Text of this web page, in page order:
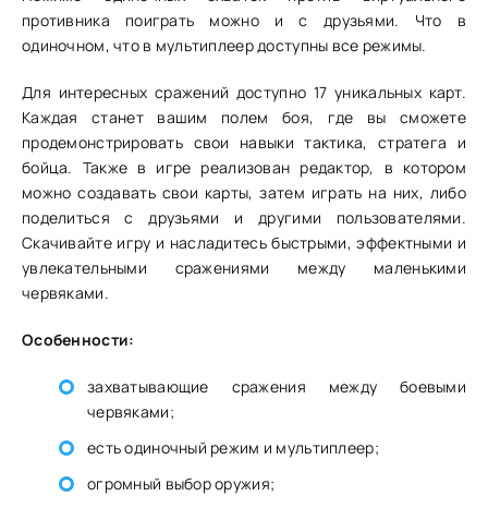
противника поиграть можно и с друзьями. Что в
одиночном, что в мультиплеер доступны все режимы.
Для интересных сражений доступно 17 уникальных карт.
Каждая станет вашим полем боя, где вы сможете
продемонстрировать свои навыки тактика, стратега и
бойца. Также в игре реализован редактор, в котором
можно создавать свои карты, затем играть на них, либо
поделиться с друзьями и другими пользователями.
Скачивайте игру и насладитесь быстрыми, эффектными и
увлекательными сражениями между маленькими
червяками.
Особенности:
захватывающие сражения между боевыми
червяками;
есть одиночный режим и мультиплеер;
огромный выбор оружия;